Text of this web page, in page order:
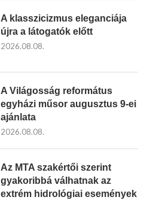
A klasszicizmus eleganciája
újra a látogatók előtt
2026.08.08.
A Világosság református
egyházi műsor augusztus 9-ei
ajánlata
2026.08.08.
Az MTA szakértői szerint
gyakoribbá válhatnak az
extrém hidrológiai események